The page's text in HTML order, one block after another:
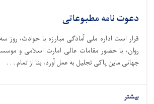
دعوت نامه مطبوعاتی
روان، با حضور مقامات عالی امارت اسلامی و
جهانی ماین پاکی تجلیل به عمل آورد، بنا از تمام . . .
بیشتر